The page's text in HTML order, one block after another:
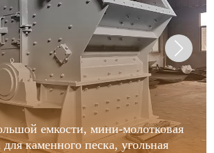
емкости, мини-молотковая
каменного песка, угольная